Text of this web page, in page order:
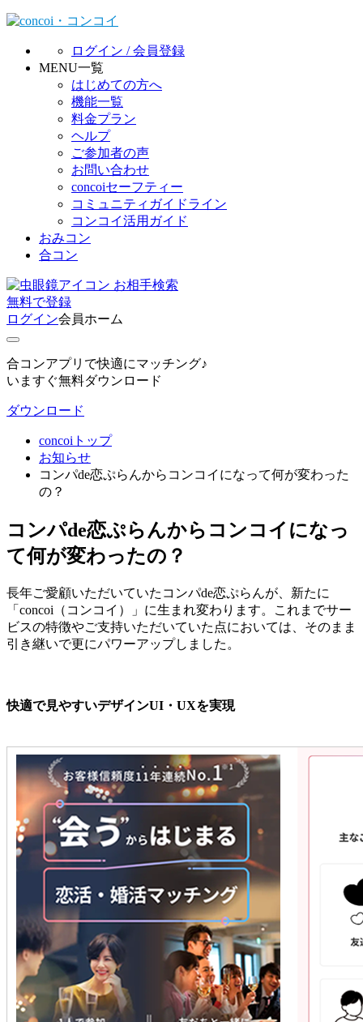
ログイン / 会員登録
MENU一覧
はじめての方へ
機能一覧
料金プラン
ヘルプ
ご参加者の声
お問い合わせ
concoiセーフティー
コミュニティガイドライン
コンコイ活用ガイド
おみコン
合コン
お相手検索
無料で登録
ログイン会員ホーム
合コンアプリで快適にマッチング♪
いますぐ無料ダウンロード
ダウンロード
concoiトップ
お知らせ
コンパde恋ぷらんからコンコイになって何が変わった
の？
コンパde恋ぷらんからコンコイになっ
て何が変わったの？
長年ご愛顧いただいていたコンパde恋ぷらんが、新たに
「concoi（コンコイ）」に生まれ変わります。これまでサー
ビスの特徴やご支持いただいていた点においては、そのまま
引き継いで更にパワーアップしました。
快適で見やすいデザインUI・UXを実現